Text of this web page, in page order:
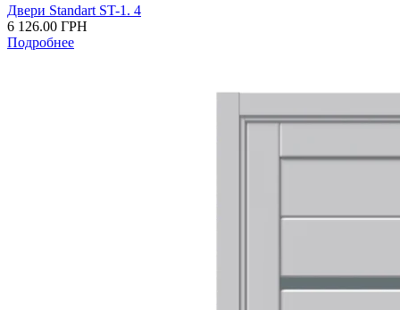
Двери Standart ST-1. 4
6 126.00 ГРН
Подробнее